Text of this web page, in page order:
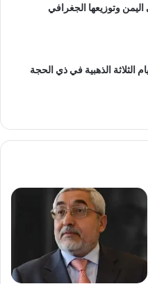
وتوزيعها الجغرافي
الثلاثة الذهبية في ذي الحجة